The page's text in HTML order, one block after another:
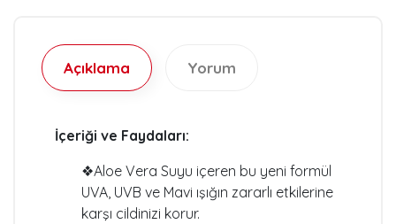
Açıklama Yorum
İçeriği ve Faydaları:
❖Aloe Vera Suyu içeren bu yeni formül
UVA, UVB ve Mavi ışığın zararlı etkilerine
karşı cildinizi korur.